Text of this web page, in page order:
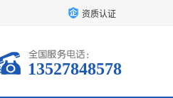
资质认证
13527848578